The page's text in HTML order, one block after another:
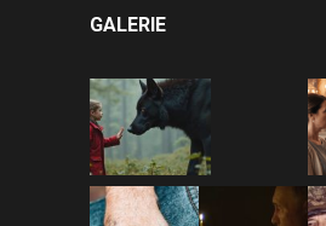
GALERIE